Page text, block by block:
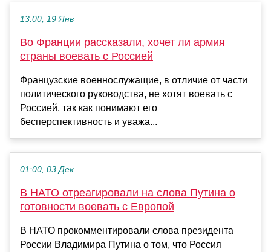
13:00, 19 Янв
Во Франции рассказали, хочет ли армия
страны воевать с Россией
Французские военнослужащие, в отличие от части
политического руководства, не хотят воевать с
Россией, так как понимают его
бесперспективность и уважа...
01:00, 03 Дек
В НАТО отреагировали на слова Путина о
готовности воевать с Европой
В НАТО прокомментировали слова президента
России Владимира Путина о том, что Россия